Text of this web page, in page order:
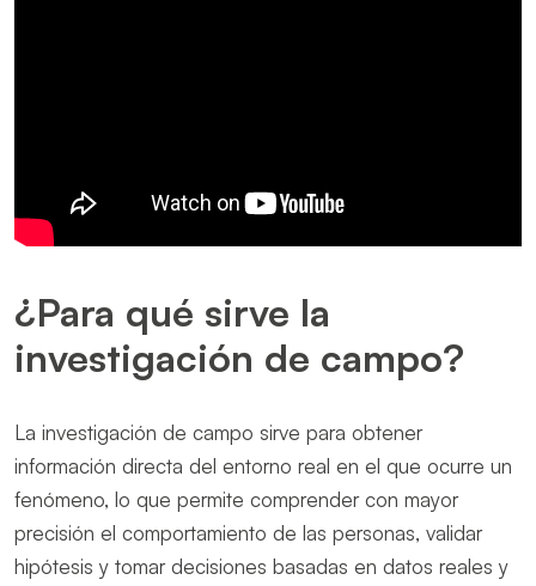
¿Para qué sirve la
investigación de campo?
La investigación de campo sirve para obtener
información directa del entorno real en el que ocurre un
fenómeno, lo que permite comprender con mayor
precisión el comportamiento de las personas, validar
hipótesis y tomar decisiones basadas en datos reales y